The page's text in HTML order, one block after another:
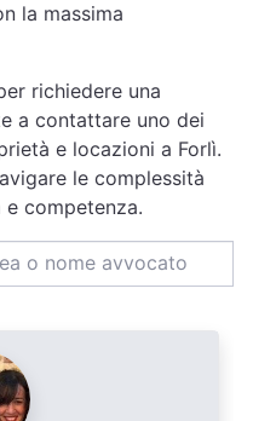
la massima
richiedere una
a contattare uno dei
e locazioni a Forlì.
le complessità
competenza.